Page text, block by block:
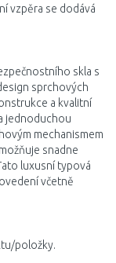
vzpěra se dodává
skla s
sprchových
a kvalitní
jednoduchou
mechanismem
snadne
luxusní typová
včetně
položky.